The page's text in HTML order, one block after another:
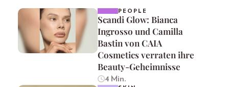
PEOPLE
Scandi Glow: Bianca
Ingrosso und Camilla
Bastin von CAIA
Cosmetics verraten ihre
Beauty-Geheimnisse
4 Min.